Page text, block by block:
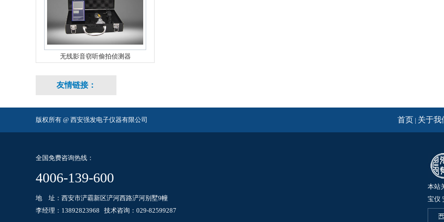
无线影音窃听偷拍侦测器
友情链接：
版权所有 @ 西安强发电子仪器有限公司 首页 | 关于我
全国免费咨询热线：
4006-139-600
地 址：西安市浐霸新区浐河西路浐河别墅9幢
李经理：13892823968 技术咨询：029-82599287
本站
宝仪